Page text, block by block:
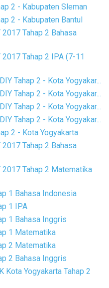
2 - Kabupaten Sleman
2 - Kabupaten Bantul
Tahap 2 Bahasa
Tahap 2 IPA (7-11
Tahap 2 - Kota Yogyakar...
Tahap 2 - Kota Yogyakar...
Tahap 2 - Kota Yogyakar...
Tahap 2 - Kota Yogyakar...
2 - Kota Yogyakarta
Tahap 2 Bahasa
2017 Tahap 2 Matematika
1 Bahasa Indonesia
1 IPA
1 Bahasa Inggris
1 Matematika
2 Matematika
2 Bahasa Inggris
Kota Yogyakarta Tahap 2